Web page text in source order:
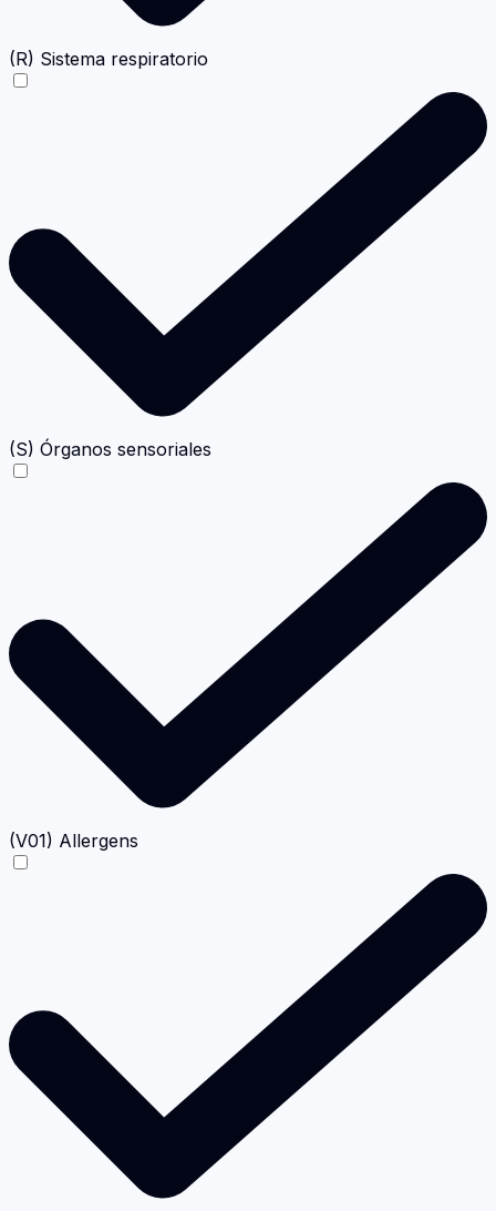
(R) Sistema respiratorio
(S) Órganos sensoriales
(V01) Allergens